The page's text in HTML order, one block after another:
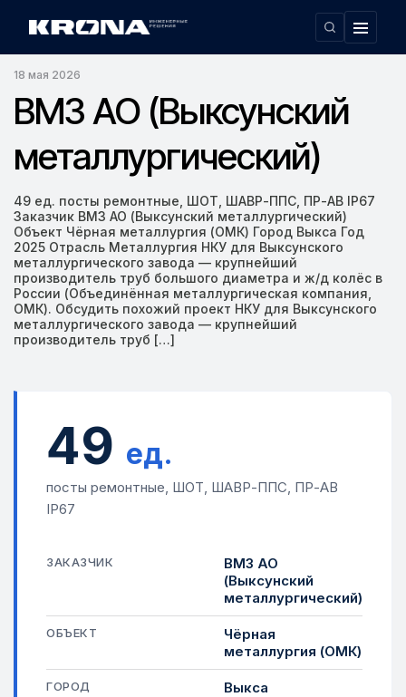
Главная ›ВМЗ АО (Выксунский металлургический)
18 мая 2026
ВМЗ АО (Выксунский
металлургический)
49 ед. посты ремонтные, ШОТ, ШАВР-ППС, ПР-АВ IP67
Заказчик ВМЗ АО (Выксунский металлургический)
Объект Чёрная металлургия (ОМК) Город Выкса Год
2025 Отрасль Металлургия НКУ для Выксунского
металлургического завода — крупнейший
производитель труб большого диаметра и ж/д колёс в
России (Объединённая металлургическая компания,
ОМК). Обсудить похожий проект НКУ для Выксунского
металлургического завода — крупнейший
производитель труб […]
49 ед.
посты ремонтные, ШОТ, ШАВР-ППС, ПР-АВ
IP67
ЗАКАЗЧИК
ВМЗ АО
(Выксунский
металлургический)
ОБЪЕКТ
Чёрная
металлургия (ОМК)
ГОРОД Выкса